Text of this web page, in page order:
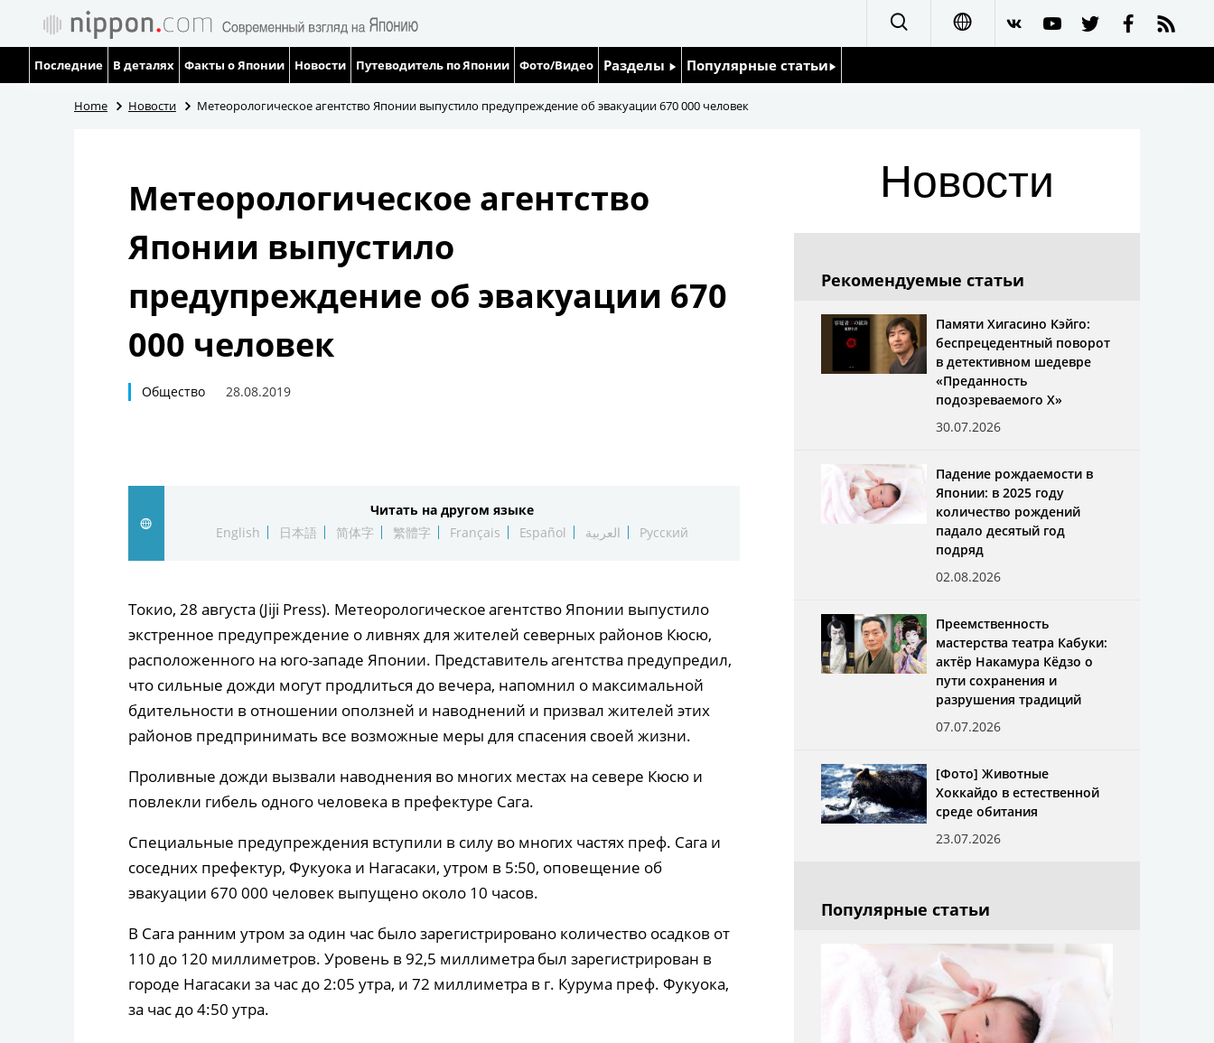
العربية
Последние В деталях Факты о Японии Новости Путеводитель по Японии Фото/Видео Разделы
Люди
Политика
Общество
Популярные статьи
Японский язык
Home Новости Метеорологическое агентство Японии выпустило предупреждение об эвакуации 670 000 человек
Метеорологическое агентство
Японии выпустило
предупреждение об эвакуации 670
000 человек
Общество 28.08.2019
Читать на другом языке
English
日本語 简体字 繁體字 Français Español العربية Русский
Токио, 28 августа (Jiji Press). Метеорологическое агентство Японии выпустило
экстренное предупреждение о ливнях для жителей северных районов Кюсю,
расположенного на юго-западе Японии. Представитель агентства предупредил,
что сильные дожди могут продлиться до вечера, напомнил о максимальной
бдительности в отношении оползней и наводнений и призвал жителей этих
районов предпринимать все возможные меры для спасения своей жизни.
Проливные дожди вызвали наводнения во многих местах на севере Кюсю и
повлекли гибель одного человека в префектуре Сага.
Специальные предупреждения вступили в силу во многих частях преф. Сага и
соседних префектур, Фукуока и Нагасаки, утром в 5:50, оповещение об
эвакуации 670 000 человек выпущено около 10 часов.
В Сага ранним утром за один час было зарегистрировано количество осадков от
110 до 120 миллиметров. Уровень в 92,5 миллиметра был зарегистрирован в
городе Нагасаки за час до 2:05 утра, и 72 миллиметра в г. Курума преф. Фукуока,
за час до 4:50 утра.
Новости
Рекомендуемые статьи
Памяти Хигасино Кэйго:
беспрецедентный поворот
в детективном шедевре
«Преданность
подозреваемого X»
30.07.2026
Падение рождаемости в
Японии: в 2025 году
количество рождений
падало десятый год
подряд
02.08.2026
Преемственность
мастерства театра Кабуки:
актёр Накамура Кёдзо о
пути сохранения и
разрушения традиций
07.07.2026
[Фото] Животные
Хоккайдо в естественной
среде обитания
23.07.2026
Популярные статьи